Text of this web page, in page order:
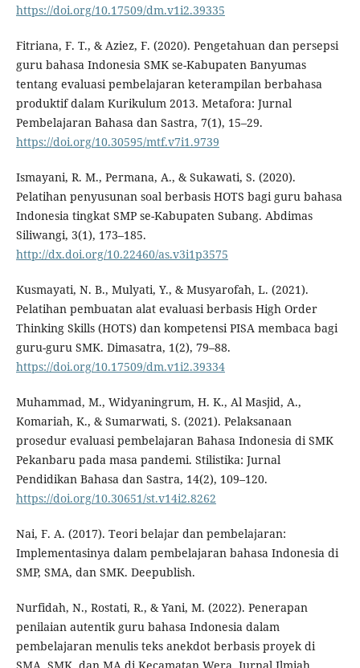
https://doi.org/10.17509/dm.v1i2.39335
Fitriana, F. T., & Aziez, F. (2020). Pengetahuan dan persepsi
guru bahasa Indonesia SMK se-Kabupaten Banyumas
tentang evaluasi pembelajaran keterampilan berbahasa
produktif dalam Kurikulum 2013. Metafora: Jurnal
Pembelajaran Bahasa dan Sastra, 7(1), 15–29.
https://doi.org/10.30595/mtf.v7i1.9739
Ismayani, R. M., Permana, A., & Sukawati, S. (2020).
Pelatihan penyusunan soal berbasis HOTS bagi guru bahasa
Indonesia tingkat SMP se-Kabupaten Subang. Abdimas
Siliwangi, 3(1), 173–185.
http://dx.doi.org/10.22460/as.v3i1p3575
Kusmayati, N. B., Mulyati, Y., & Musyarofah, L. (2021).
Pelatihan pembuatan alat evaluasi berbasis High Order
Thinking Skills (HOTS) dan kompetensi PISA membaca bagi
guru-guru SMK. Dimasatra, 1(2), 79–88.
https://doi.org/10.17509/dm.v1i2.39334
Muhammad, M., Widyaningrum, H. K., Al Masjid, A.,
Komariah, K., & Sumarwati, S. (2021). Pelaksanaan
prosedur evaluasi pembelajaran Bahasa Indonesia di SMK
Pekanbaru pada masa pandemi. Stilistika: Jurnal
Pendidikan Bahasa dan Sastra, 14(2), 109–120.
https://doi.org/10.30651/st.v14i2.8262
Nai, F. A. (2017). Teori belajar dan pembelajaran:
Implementasinya dalam pembelajaran bahasa Indonesia di
SMP, SMA, dan SMK. Deepublish.
Nurfidah, N., Rostati, R., & Yani, M. (2022). Penerapan
penilaian autentik guru bahasa Indonesia dalam
pembelajaran menulis teks anekdot berbasis proyek di